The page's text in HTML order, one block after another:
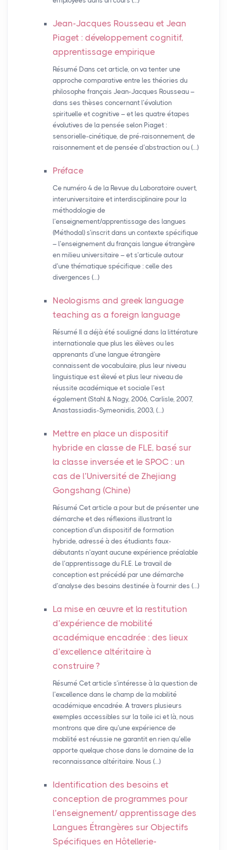
Jean-Jacques Rousseau et Jean
Piaget : développement cognitif,
apprentissage empirique
Résumé Dans cet article, on va tenter une
approche comparative entre les théories du
philosophe français Jean-Jacques Rousseau –
dans ses thèses concernant l’évolution
spirituelle et cognitive – et les quatre étapes
évolutives de la pensée selon Piaget :
sensorielle-cinétique, de pré-raisonnement, de
raisonnement et de pensée d’abstraction ou (…)
Préface
Ce numéro 4 de la Revue du Laboratoire ouvert,
interuniversitaire et interdisciplinaire pour la
méthodologie de
l’enseignement/apprentissage des langues
(Méthodal) s’inscrit dans un contexte spécifique
– l’enseignement du français langue étrangère
en milieu universitaire – et s’articule autour
d’une thématique spécifique : celle des
divergences (…)
Neologisms and greek language
teaching as a foreign language
Résumé Il a déjà été souligné dans la littérature
internationale que plus les élèves ou les
apprenants d’une langue étrangère
connaissent de vocabulaire, plus leur niveau
linguistique est élevé et plus leur niveau de
réussite académique et sociale l’est
également (Stahl & Nagy, 2006, Carlisle, 2007,
Anastassiadis-Symeonidis, 2003, (…)
Mettre en place un dispositif
hybride en classe de FLE, basé sur
la classe inversée et le SPOC : un
cas de l’Université de Zhejiang
Gongshang (Chine)
Résumé Cet article a pour but de présenter une
démarche et des réflexions illustrant la
conception d’un dispositif de formation
hybride, adressé à des étudiants faux-
débutants n’ayant aucune expérience préalable
de l’apprentissage du FLE. Le travail de
conception est précédé par une démarche
d’analyse des besoins destinée à fournir des (…)
La mise en œuvre et la restitution
d’expérience de mobilité
académique encadrée : des lieux
d’excellence altéritaire à
construire?
Résumé Cet article s’intéresse à la question de
l’excellence dans le champ de la mobilité
académique encadrée. A travers plusieurs
exemples accessibles sur la toile ici et là, nous
montrons que dire qu’une expérience de
mobilité est réussie ne garantit en rien qu’elle
apporte quelque chose dans le domaine de la
reconnaissance altéritaire. Nous (…)
Identification des besoins et
conception de programmes pour
l’enseignement/ apprentissage des
Langues Étrangères sur Objectifs
Spécifiques en Hôtellerie-